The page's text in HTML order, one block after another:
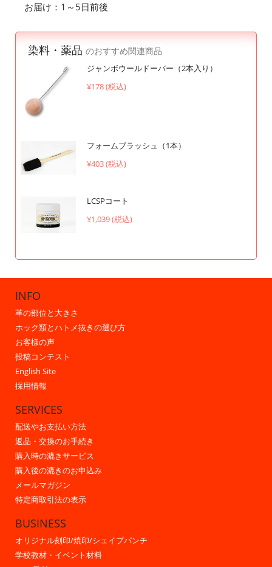
お届け：1～5日前後
染料・薬品 のおすすめ関連商品
ジャンボウールドーバー（2本入り）
¥178 (税込)
フォームブラッシュ（1本）
¥403 (税込)
LCSPコート
¥1,039 (税込)
INFO
革の部位と大きさ
ホック類とハトメ抜きの選び方
お客様の声
投稿コンテスト
English Site
採用情報
SERVICES
配送やお支払い方法
返品・交換のお手続き
購入時の漉きサービス
購入後の漉きのお申込み
メールマガジン
特定商取引法の表示
BUSINESS
オリジナル刻印/焼印/シェイプパンチ
学校教材・イベント材料